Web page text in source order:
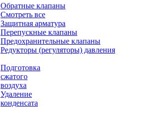
Обратные клапаны
Смотреть все
Защитная арматура
Перепускные клапаны
Предохранительные клапаны
Редукторы (регуляторы) давления
Подготовка
сжатого
воздуха
Удаление
конденсата